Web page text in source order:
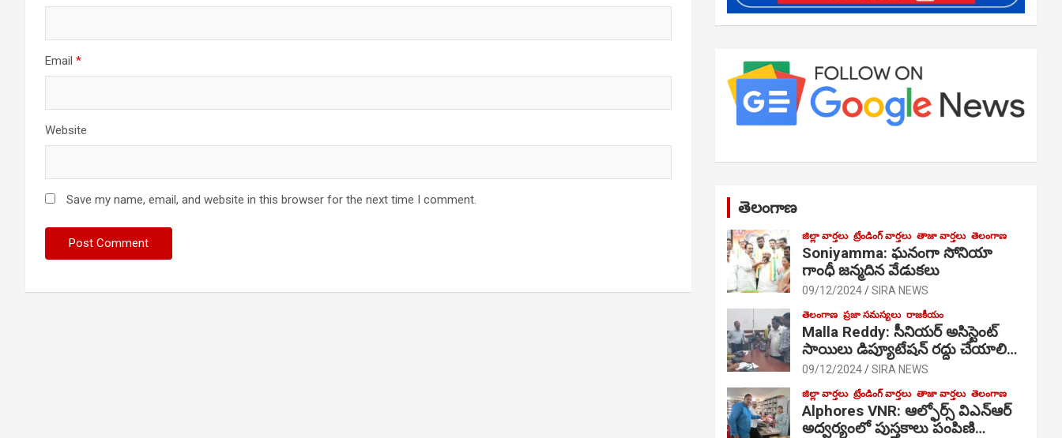
Email *
Website
Save my name, email, and website in this browser for the next time I comment. తెలంగాణ
జిల్లా వార్తలు ట్రేండింగ్ వార్తలు తాజా వార్తలు తెలంగాణ
Soniyamma: ఘ‌నంగా సోనియా
గాంధీ జ‌న్మ‌దిన వేడుక‌లు
09/12/2024 SIRA NEWS
తెలంగాణ ప్రజా సమస్యలు రాజకీయం
Malla Reddy: సీనియర్ అసిస్టెంట్
సాయిలు డిప్యూటేషన్ రద్దు చేయాలి…
09/12/2024 SIRA NEWS
జిల్లా వార్తలు ట్రేండింగ్ వార్తలు తాజా వార్తలు తెలంగాణ
Alphores VNR: ఆల్ఫోర్స్ విఎన్ఆర్
అద్వర్యంలో పుస్తకాలు పంపిణి…